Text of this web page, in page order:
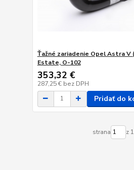
Ťažné zariadenie Opel Astra
Estate, O-102
353,32 €
287,25 € bez DPH
Pridať do
strana z 1